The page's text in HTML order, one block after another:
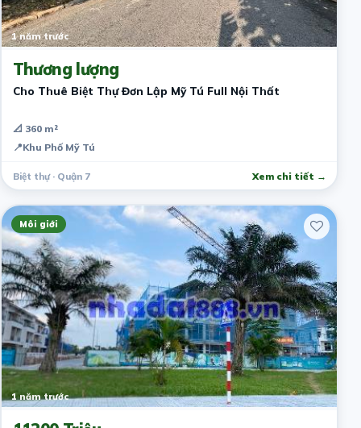
1 năm trước
Thương lượng
Cho Thuê Biệt Thự Đơn Lập Mỹ Tú Full Nội Thất
📐 360 m²
📍Khu Phố Mỹ Tú
Biệt thự · Quận 7 Xem chi tiết →
Môi giới
1 năm trước